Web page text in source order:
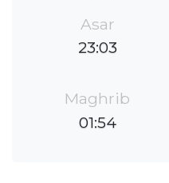
Asar
23:03
Maghrib
01:54